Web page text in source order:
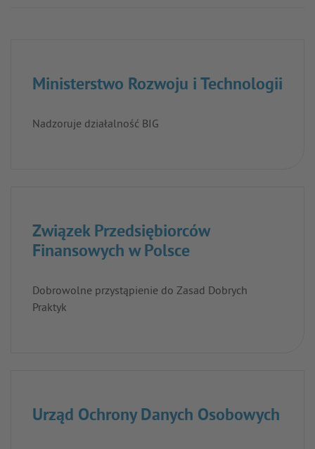
Ministerstwo Rozwoju i Technologii
Nadzoruje działalność BIG
Związek Przedsiębiorców
Finansowych w Polsce
Dobrowolne przystąpienie do Zasad Dobrych
Praktyk
Urząd Ochrony Danych Osobowych